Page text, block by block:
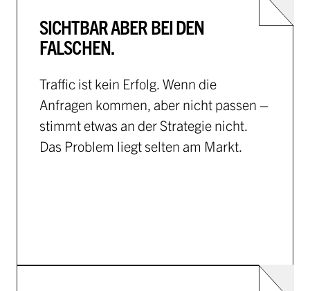
SICHTBAR ABER BEI DEN
FALSCHEN.
Traffic ist kein Erfolg. Wenn die
Anfragen kommen, aber nicht passen –
stimmt etwas an der Strategie nicht.
Das Problem liegt selten am Markt.